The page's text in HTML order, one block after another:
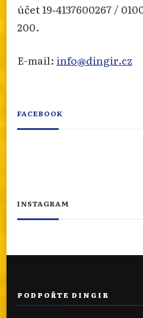
účet 19‐4137600267 /
200.
E-mail: info@dingir.cz
FACEBOOK
INSTAGRAM
PODPOŘTE DINGIR